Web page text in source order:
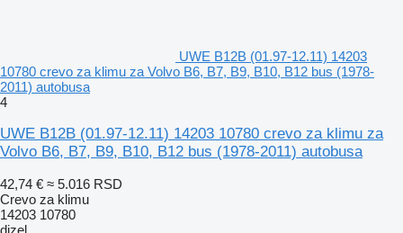
UWE B12B (01.97-12.11) 14203
10780 crevo za klimu za Volvo B6, B7, B9, B10, B12 bus (1978-
2011) autobusa
4
UWE B12B (01.97-12.11) 14203 10780 crevo za klimu za
Volvo B6, B7, B9, B10, B12 bus (1978-2011) autobusa
42,74 € ≈ 5.016 RSD
Crevo za klimu
14203 10780
dizel